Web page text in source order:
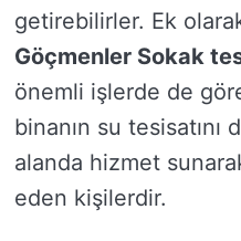
getirebilirler. Ek
Göçmenler Sokak
önemli işlerde de
binanın su
alanda hizmet
eden kişilerdir.